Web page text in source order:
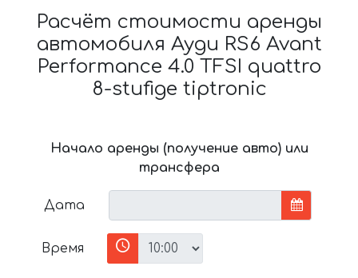
Расчёт стоимости аренды
автомобиля Ауди RS6 Avant
Performance 4.0 TFSI quattro
8-stufige tiptronic
Начало аренды (получение авто) или
трансфера
Дата
Время